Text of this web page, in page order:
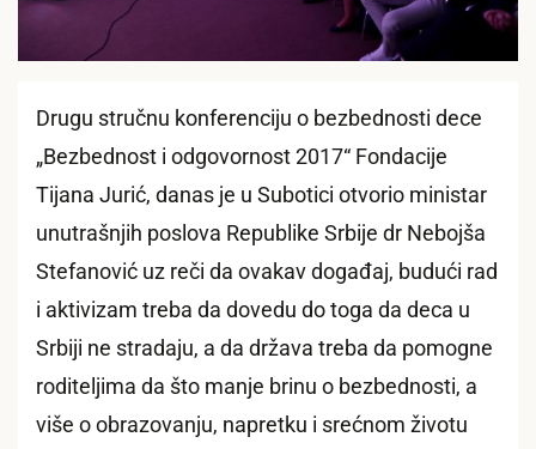
Drugu stručnu konferenciju o bezbednosti dece
„Bezbednost i odgovornost 2017“ Fondacije
Tijana Jurić, danas je u Subotici otvorio ministar
unutrašnjih poslova Republike Srbije dr Nebojša
Stefanović uz reči da ovakav događaj, budući rad
i aktivizam treba da dovedu do toga da deca u
Srbiji ne stradaju, a da država treba da pomogne
roditeljima da što manje brinu o bezbednosti, a
više o obrazovanju, napretku i srećnom životu